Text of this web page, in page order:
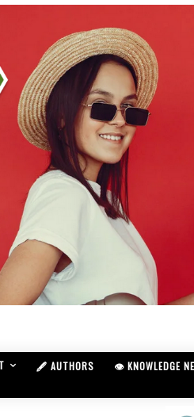
🖋️ AUTHORS 👁️ KNOWLEDGE